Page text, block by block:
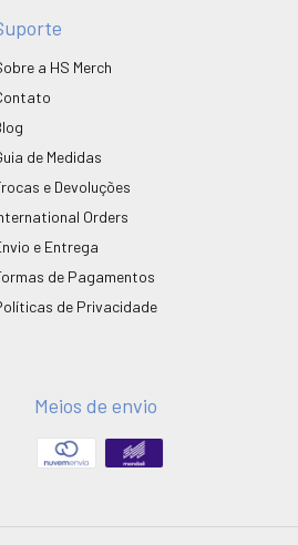
a HS Merch
de Medidas
e Devoluções
Orders
e Entrega
de Pagamentos
de Privacidade
Meios de envio